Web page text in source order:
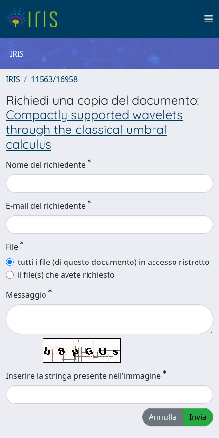
IRIS
IRIS 11563/16958
Richiedi una copia del documento:
Compactly supported wavelets
through the classical umbral
calculus
Nome del richiedente
E-mail del richiedente
File
tutti i file (di questo documento) in accesso ristretto
il file(s) che avete richiesto
Messaggio
Inserire la stringa presente nell'immagine
Annulla Invia